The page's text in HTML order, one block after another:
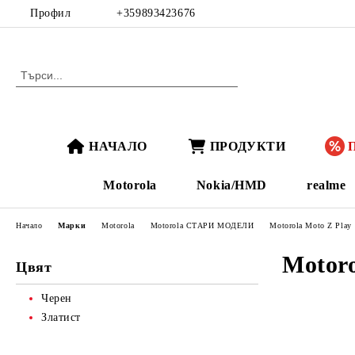
Профил +359893423676
НАЧАЛО ПРОДУКТИ
Motorola Nokia/HMD realme
Цвят
Черен
Златист
Начало Марки Motorola Motorola СТАРИ МОДЕЛИ Motorola Moto Z Play